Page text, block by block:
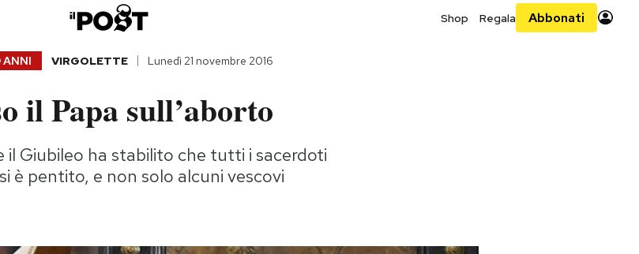
Shop Regala Abbonati
ANNI VIRGOLETTE Lunedì 21 novembre 2016
il Papa sull’aborto
il Giubileo ha stabilito che tutti i sacerdoti
è pentito, e non solo alcuni vescovi